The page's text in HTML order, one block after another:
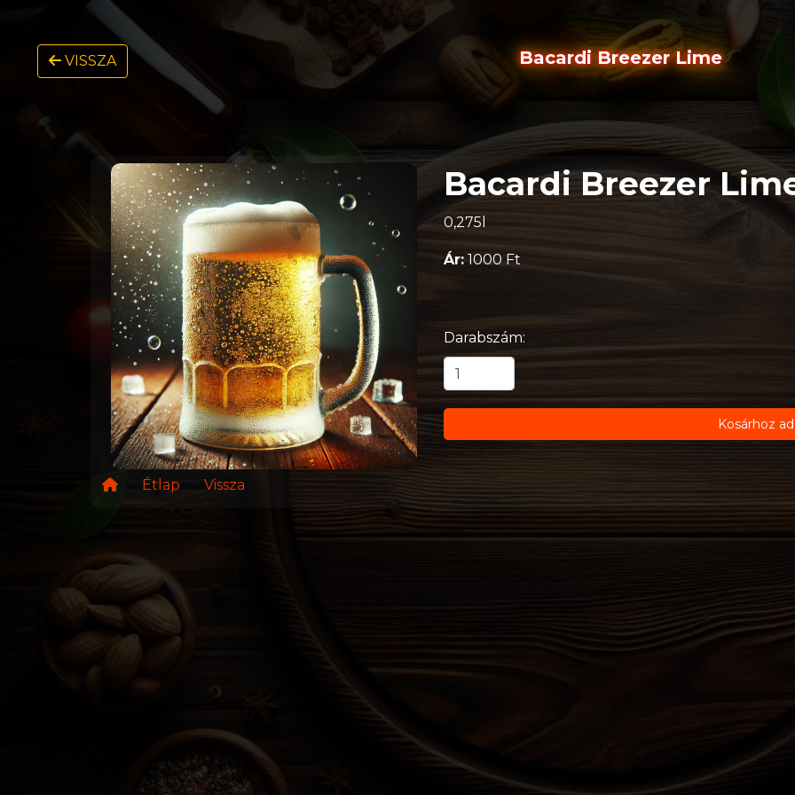
VISSZA Bacardi Breezer Lime
Bacardi Breezer
0,275l
Ár:1000 Ft
Darabszám:
Kosárhoz
Étlap Vissza